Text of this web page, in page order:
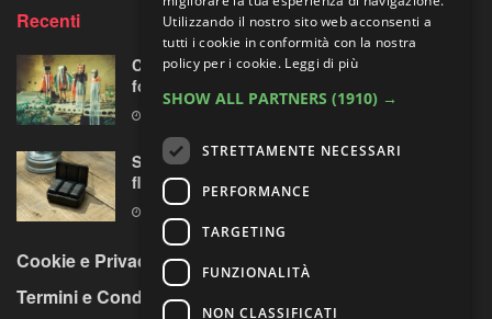
Recenti
Centosessantasette candeline per la mostra
fotografica più longeva al mondo
Sony prepara la “rivoluzione” audio 32-bit
float per le sue mirrorless Alpha?
Cookie e Privacy Policy
Termini e Condizioni
Utilizzando il nostro sito web acconsenti a
tutti i cookie in conformità con la nostra
policy per i cookie. Leggi di più
SHOW ALL PARTNERS (1910) →
STRETTAMENTE NECESSARI
PERFORMANCE
TARGETING
FUNZIONALITÀ
NON CLASSIFICATI